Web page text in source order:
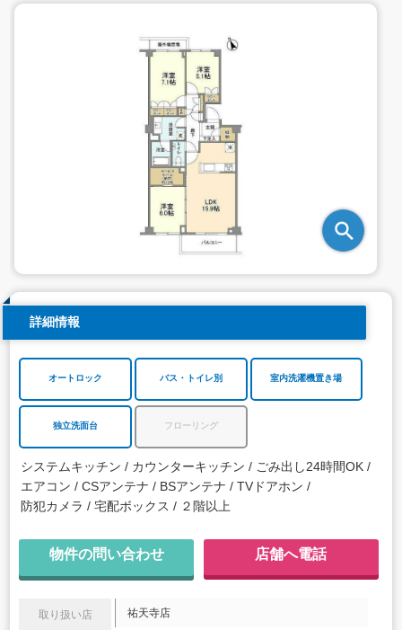
詳細情報
オートロック バス・トイレ別 室内洗濯機置き場
独立洗面台 フローリング
システムキッチン カウンターキッチン
ごみ出し24時間OK
エアコン
CSアンテナ BSアンテナ
TVドアホン
防犯カメラ
宅配ボックス ２階以上
物件の問い合わせ 店舗へ電話
取り扱い店 祐天寺店